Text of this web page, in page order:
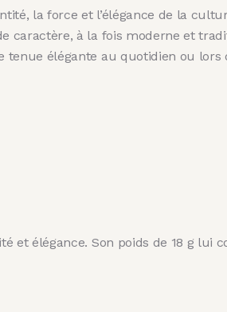
la force et l’élégance de la
caractère, à la fois moderne et
élégante au quotidien ou lors
et élégance. Son poids de 18 g lui